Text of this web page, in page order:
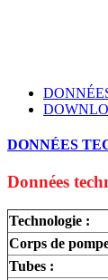
DONNÉES
Données
Technologie :
Corps de
Tubes :